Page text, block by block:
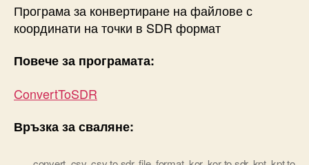
Програма за конвертиране на файлове с
координати на точки в SDR формат
Повече за програмата:
ConvertToSDR
Връзка за сваляне: